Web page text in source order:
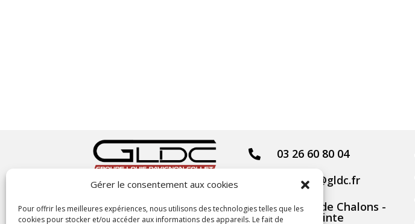
Gérer le consentement aux cookies
Pour offrir les meilleures expériences, nous utilisons des technologies telles que les
cookies pour stocker et/ou accéder aux informations des appareils. Le fait de
 03 26 60 80 04
contact@gldc.fr
 5 Route de Chalons -
51800 Sainte